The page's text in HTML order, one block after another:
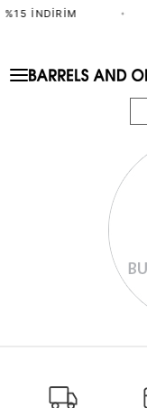
İNDIRIM •